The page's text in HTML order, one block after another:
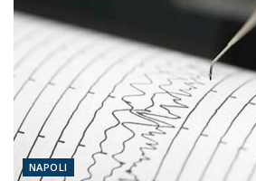
NAPOLI